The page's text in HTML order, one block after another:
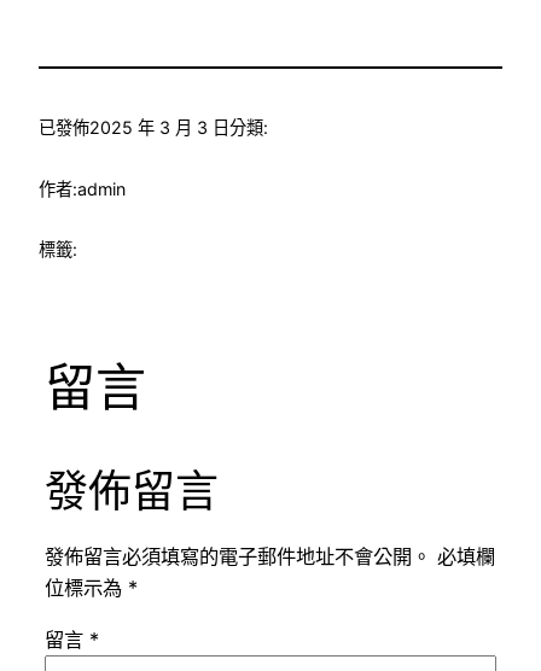
已發佈2025 年 3 月 3 日分類:
作者:admin
標籤:
留言
發佈留言
發佈留言必須填寫的電子郵件地址不會公開。 必填欄
位標示為 *
留言 *